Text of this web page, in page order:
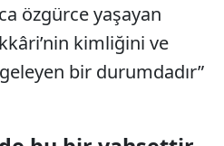
özgürce yaşayan
kimliğini ve
bir durumdadır”